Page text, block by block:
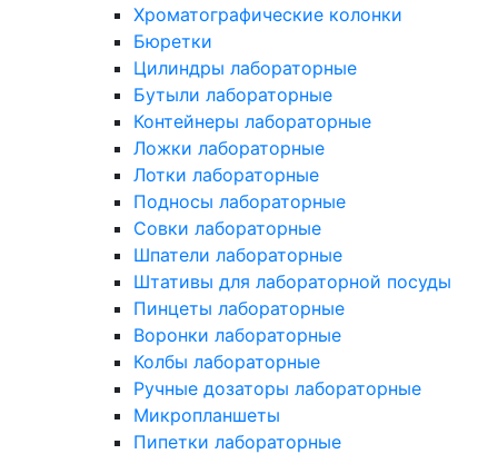
Хроматографические колонки
Бюретки
Цилиндры лабораторные
Бутыли лабораторные
Контейнеры лабораторные
Ложки лабораторные
Лотки лабораторные
Подносы лабораторные
Совки лабораторные
Шпатели лабораторные
Штативы для лабораторной посуды
Пинцеты лабораторные
Воронки лабораторные
Колбы лабораторные
Ручные дозаторы лабораторные
Микропланшеты
Пипетки лабораторные